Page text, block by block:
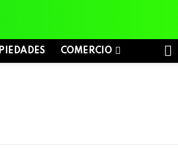
COMERCIO